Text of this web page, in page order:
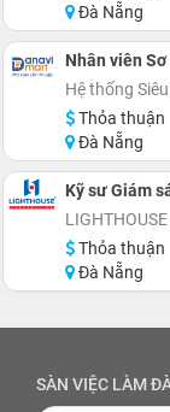
Đà Nẵng
Nhân viên
Hệ thống
Thỏa thuận
Đà Nẵng
Kỹ sư Giám
Thỏa thuận
Đà Nẵng
SÀN VIỆC LÀM